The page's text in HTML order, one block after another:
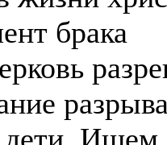
брака